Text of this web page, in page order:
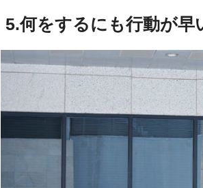
5.何をするにも行動が早